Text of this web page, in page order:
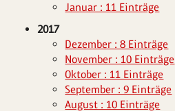
Januar : 11 Einträge
2017
Dezember : 8 Einträge
November : 10 Einträge
Oktober : 11 Einträge
September : 9 Einträge
August : 10 Einträge